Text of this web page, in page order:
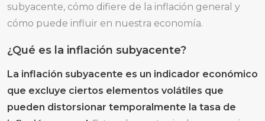
subyacente, cómo difiere de la inflación general y
cómo puede influir en nuestra economía.
¿Qué es la inflación subyacente?
La inflación subyacente es un indicador económico
que excluye ciertos elementos volátiles que
pueden distorsionar temporalmente la tasa de